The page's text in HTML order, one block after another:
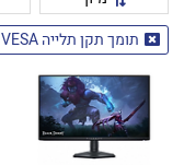
תומך תקן תלייה VESA